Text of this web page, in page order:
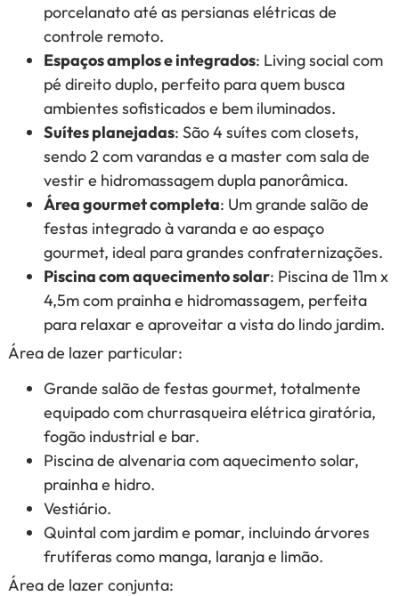
porcelanato até as persianas elétricas de
controle remoto.
Espaços amplos e integrados: Living social com
pé direito duplo, perfeito para quem busca
ambientes sofisticados e bem iluminados.
Suítes planejadas: São 4 suítes com closets,
sendo 2 com varandas e a master com sala de
vestir e hidromassagem dupla panorâmica.
Área gourmet completa: Um grande salão de
festas integrado à varanda e ao espaço
gourmet, ideal para grandes confraternizações.
Piscina com aquecimento solar: Piscina de 11m x
4,5m com prainha e hidromassagem, perfeita
para relaxar e aproveitar a vista do lindo jardim.
Área de lazer particular:
Grande salão de festas gourmet, totalmente
equipado com churrasqueira elétrica giratória,
fogão industrial e bar.
Piscina de alvenaria com aquecimento solar,
prainha e hidro.
Vestiário.
Quintal com jardim e pomar, incluindo árvores
frutíferas como manga, laranja e limão.
Área de lazer conjunta: